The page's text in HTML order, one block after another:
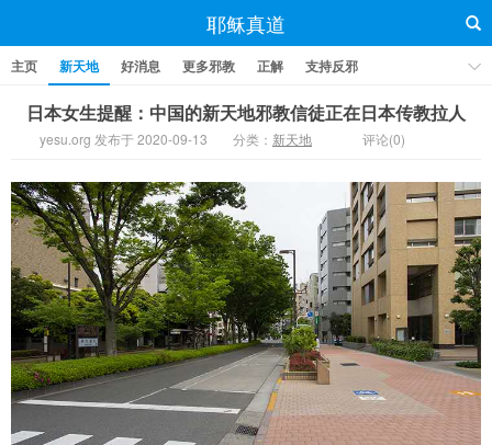
耶稣真道
主页 新天地 好消息 更多邪教 正解 支持反邪
日本女生提醒：中国的新天地邪教信徒正在日本传教拉人
yesu.org 发布于 2020-09-13 分类： 新天地 评论(0)